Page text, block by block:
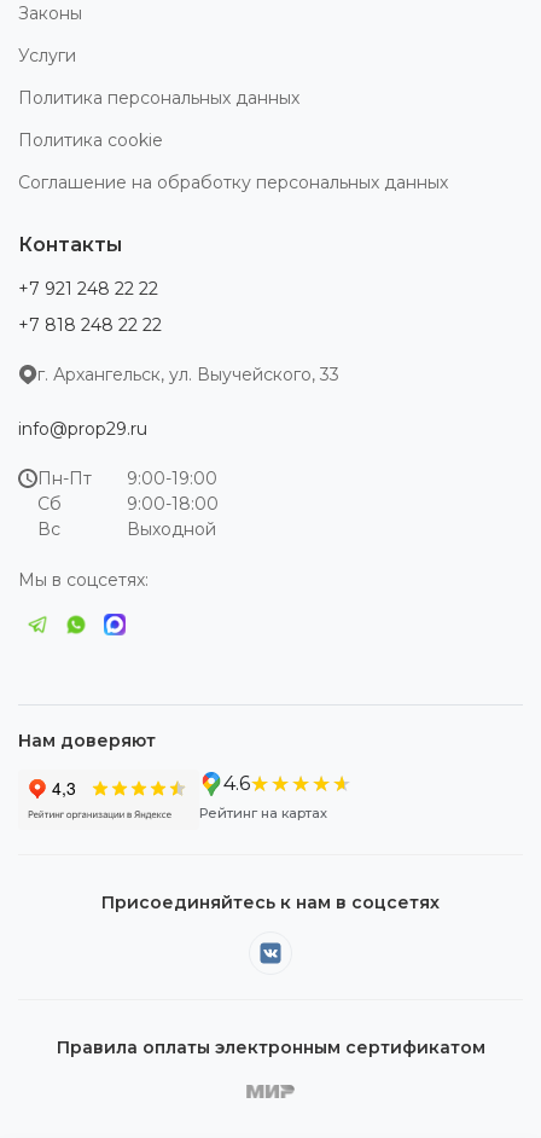
Законы
Услуги
Политика персональных данных
Политика cookie
Соглашение на обработку персональных данных
Контакты
+7 921 248 22 22
+7 818 248 22 22
г. Архангельск, ул. Выучейского, 33
info@prop29.ru
Пн-Пт
9:00-19:00
Сб
9:00-18:00
Вс
Выходной
Мы в соцсетях:
Нам доверяют
4.6★★★★★
★★★★★
Рейтинг на картах
Присоединяйтесь к нам в соцсетях
Правила оплаты электронным сертификатом